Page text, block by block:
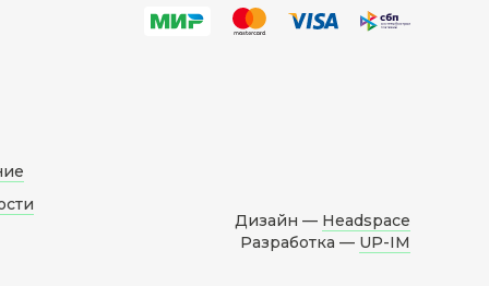
Дизайн — Headspace
Разработка — UP-IM